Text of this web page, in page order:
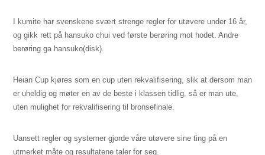
I kumite har svenskene svært strenge regler for utøvere under 16 år,
og gikk rett på hansuko chui ved første berøring mot hodet. Andre
berøring ga hansuko(disk).
Heian Cup kjøres som en cup uten rekvalifisering, slik at dersom man
er uheldig og møter en av de beste i klassen tidlig, så er man ute,
uten mulighet for rekvalifisering til bronsefinale.
Uansett regler og systemer gjorde våre utøvere sine ting på en
utmerket måte og resultatene taler for seg.